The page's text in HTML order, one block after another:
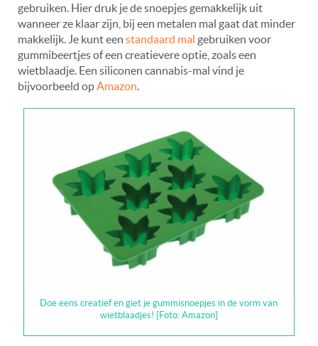
gebruiken. Hier druk je de snoepjes gemakkelijk uit
wanneer ze klaar zijn, bij een metalen mal gaat dat minder
makkelijk. Je kunt een standaard mal gebruiken voor
gummibeertjes of een creatievere optie, zoals een
wietblaadje. Een siliconen cannabis-mal vind je
bijvoorbeeld opAmazon.
Doe eens creatief en giet je gummisnoepjes in de vorm van
wietblaadjes! [Foto: Amazon]